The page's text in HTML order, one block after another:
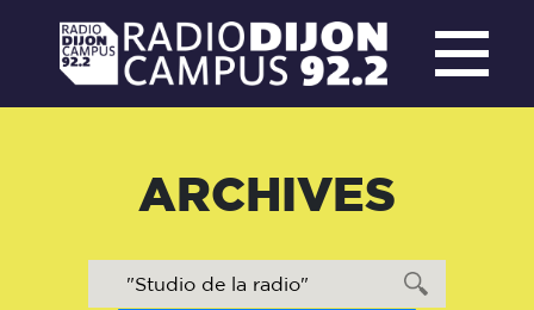
ARCHIVES